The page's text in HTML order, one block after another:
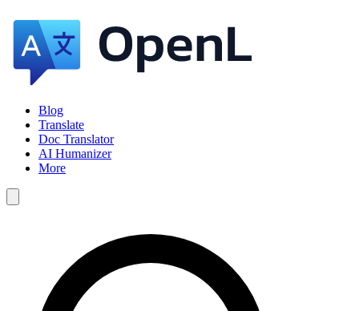
Blog
Translate
Doc Translator
AI Humanizer
More